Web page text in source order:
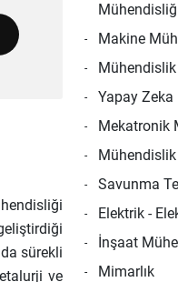
sürekli
ve
Makine
Yapay
Mekatronik
Savunma
Elektrik -
İnşaat
Mimarlık